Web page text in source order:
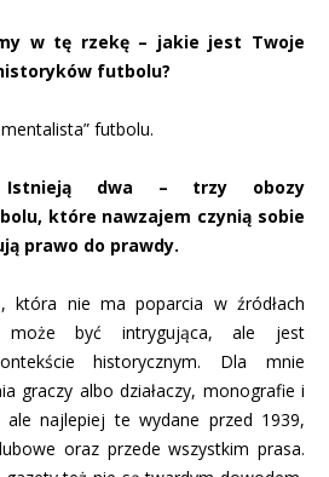
w tę rzekę – jakie jest Twoje
futbolu?
futbolu.
dwa – trzy obozy
które nawzajem czynią sobie
prawo do prawdy.
która nie ma poparcia w źródłach
może być intrygująca, ale jest
historycznym. Dla mnie
graczy albo działaczy, monografie i
ale najlepiej te wydane przed 1939,
oraz przede wszystkim prasa.